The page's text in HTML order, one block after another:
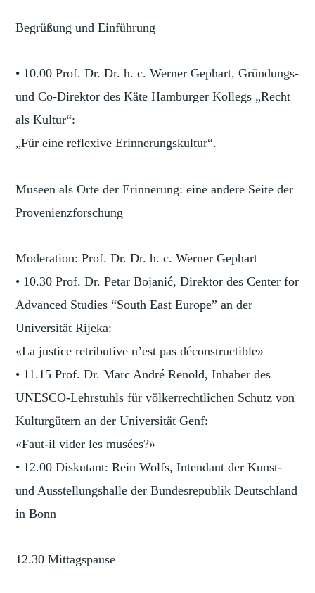
Begrüßung und Einführung
• 10.00 Prof. Dr. Dr. h. c. Werner Gephart, Gründungs-
und Co-Direktor des Käte Hamburger Kollegs „Recht
als Kultur“:
„Für eine reflexive Erinnerungskultur“.
Museen als Orte der Erinnerung: eine andere Seite der
Provenienzforschung
Moderation: Prof. Dr. Dr. h. c. Werner Gephart
• 10.30 Prof. Dr. Petar Bojanić, Direktor des Center for
Advanced Studies “South East Europe” an der
Universität Rijeka:
«La justice retributive n’est pas déconstructible»
• 11.15 Prof. Dr. Marc André Renold, Inhaber des
UNESCO-Lehrstuhls für völkerrechtlichen Schutz von
Kulturgütern an der Universität Genf:
«Faut-il vider les musées?»
• 12.00 Diskutant: Rein Wolfs, Intendant der Kunst-
und Ausstellungshalle der Bundesrepublik Deutschland
in Bonn
12.30 Mittagspause